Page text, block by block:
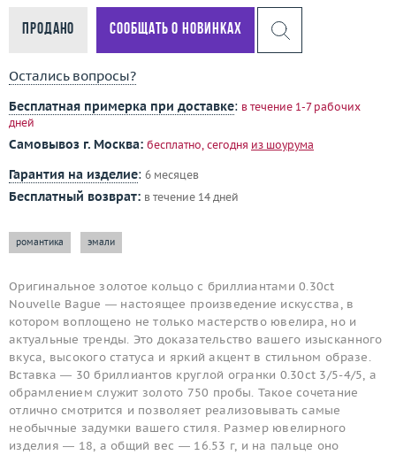
Продано Сообщать о новинках
Остались вопросы?
Бесплатная примерка при доставке: в течение 1-7 рабочих
дней
Самовывоз г. Москва: бесплатно, сегодня из шоурума
Гарантия на изделие: 6 месяцев
Бесплатный возврат: в течение 14 дней
романтика эмали
Оригинальное золотое кольцо с бриллиантами 0.30ct
Nouvelle Bague — настоящее произведение искусства, в
котором воплощено не только мастерство ювелира, но и
актуальные тренды. Это доказательство вашего изысканного
вкуса, высокого статуса и яркий акцент в стильном образе.
Вставка — 30 бриллиантов круглой огранки 0.30ct 3/5-4/5, а
обрамлением служит золото 750 пробы. Такое сочетание
отлично смотрится и позволяет реализовывать самые
необычные задумки вашего стиля. Размер ювелирного
изделия — 18, а общий вес — 16.53 г, и на пальце оно